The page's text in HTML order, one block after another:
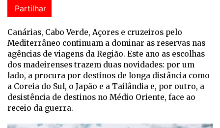
Partilhar
Canárias, Cabo Verde, Açores e cruzeiros pelo
Mediterrâneo continuam a dominar as reservas nas
agências de viagens da Região. Este ano as escolhas
dos madeirenses trazem duas novidades: por um
lado, a procura por destinos de longa distância como
a Coreia do Sul, o Japão e a Tailândia e, por outro, a
desistência de destinos no Médio Oriente, face ao
receio da guerra.